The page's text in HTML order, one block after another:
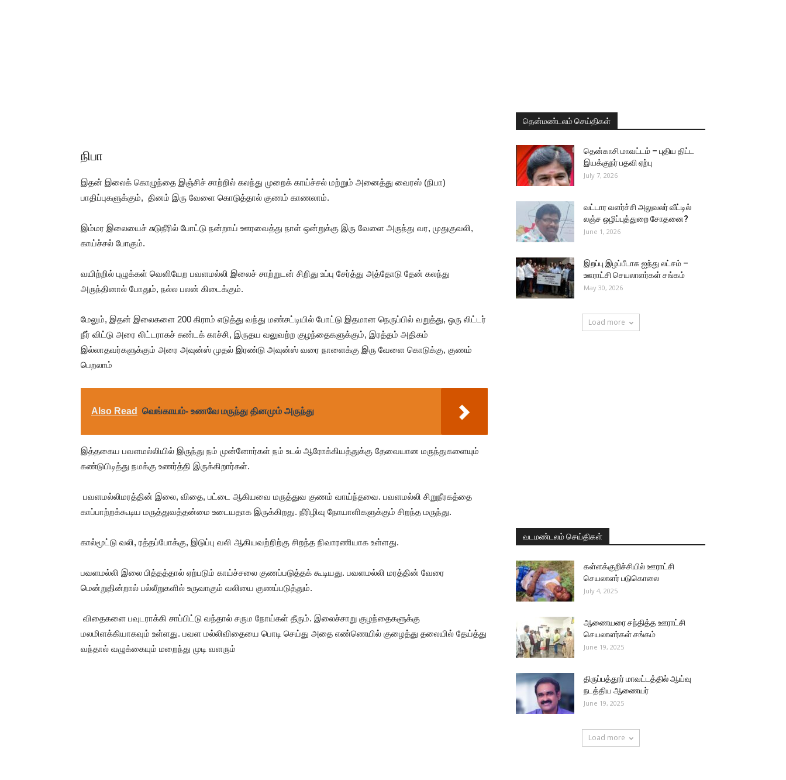
நிபா
இதன் இலைக் கொழுந்தை இஞ்சிச் சாற்றில் கலந்து முறைக் காய்ச்சல் மற்றும் அனைத்து வைரஸ் (நிபா)
பாதிப்புகளுக்கும், தினம் இரு வேளை கொடுத்தால் குணம் காணலாம்.
இம்மர இலையைச் சுடுநீரில் போட்டு நன்றாய் ஊரவைத்து நாள் ஒன்றுக்கு இரு வேளை அருந்து வர, முதுகுவலி,
காய்ச்சல் போகும்.
வயிற்றில் புழுக்கள் வெளியேற பவளமல்லி இலைச் சாற்றுடன் சிறிது உப்பு சேர்த்து அத்தோடு தேன் கலந்து
அருந்தினால் போதும், நல்ல பலன் கிடைக்கும்.
மேலும், இதன் இலைகளை 200 கிராம் எடுத்து வந்து மண்சட்டியில் போட்டு இதமான நெருப்பில் வறுத்து, ஒரு லிட்டர்
நீர் விட்டு அரை லிட்டராகச் சுண்டக் காச்சி, இருதய வலுவற்ற குழந்தைகளுக்கும், இரத்தம் அதிகம்
இல்லாதவர்களுக்கும் அரை அவுன்ஸ் முதல் இரண்டு அவுன்ஸ் வரை நாளைக்கு இரு வேளை கொடுக்கு, குணம்
பெறலாம்
Also Read வெங்காயம்- உணவே மருந்து தினமும் அருந்து
இத்தகைய பவளமல்லியில் இருந்து நம் முன்னோர்கள் நம் உடல் ஆரோக்கியத்துக்கு தேவையான மருந்துகளையும்
கண்டுபிடித்து நமக்கு உணர்த்தி இருக்கிறார்கள்.
பவளமல்லிமரத்தின் இலை, விதை, பட்டை ஆகியவை மருத்துவ குணம் வாய்ந்தவை. பவளமல்லி சிறுநீரகத்தை
காப்பாற்றக்கூடிய மருத்துவத்தன்மை உடையதாக இருக்கிறது. நீரிழிவு நோயாளிகளுக்கும் சிறந்த மருந்து.
கால்மூட்டு வலி, ரத்தப்போக்கு, இடுப்பு வலி ஆகியவற்றிற்கு சிறந்த நிவாரணியாக உள்ளது.
பவளமல்லி இலை பித்தத்தால் ஏற்படும் காய்ச்சலை குணப்படுத்தக் கூடியது. பவளமல்லி மரத்தின் வேரை
மென்றுதின்றால் பல்லீறுகளில் உருவாகும் வலியை குணப்படுத்தும்.
விதைகளை பவுடராக்கி சாப்பிட்டு வந்தால் சரும நோய்கள் தீரும். இலைச்சாறு குழந்தைகளுக்கு
மலமிளக்கியாகவும் உள்ளது. பவள மல்லிவிதையை பொடி செய்து அதை எண்ணெயில் குழைத்து தலையில் தேய்த்து
வந்தால் வழுக்கையும் மறைந்து முடி வளரும்
தென்மண்டலம் செய்திகள்
தென்காசி மாவட்டம் – புதிய திட்ட
இயக்குநர் பதவி ஏற்பு
July 7, 2026
வட்டார வளர்ச்சி அலுவலர் வீட்டில்
லஞ்ச ஒழிப்புத்துறை சோதனை?
June 1, 2026
இறப்பு இழப்பீடாக ஐந்து லட்சம் –
ஊராட்சி செயலாளர்கள் சங்கம்
May 30, 2026
Load more
வடமண்டலம் செய்திகள்
கள்ளக்குறிச்சியில் ஊராட்சி
செயலாளர் படுகொலை
July 4, 2025
ஆணையரை சந்தித்த ஊராட்சி
செயலாளர்கள் சங்கம்
June 19, 2025
திருப்பத்தூர் மாவட்டத்தில் ஆய்வு
நடத்திய ஆணையர்
June 19, 2025
Load more